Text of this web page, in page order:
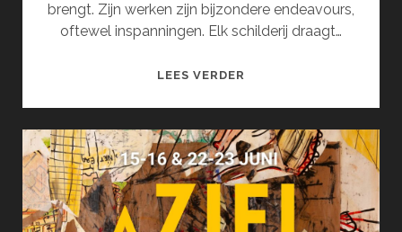
brengt. Zijn werken zijn bijzondere endeavours,
oftewel inspanningen. Elk schilderij draagt…
LEES VERDER